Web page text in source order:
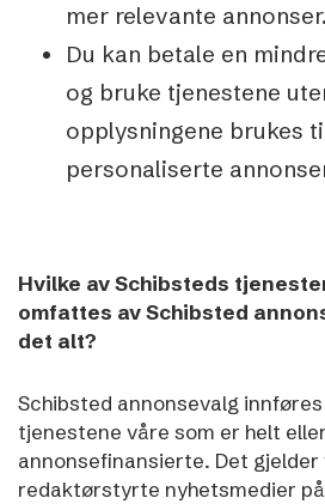
mer relevante annonser.
Du kan betale en
og bruke tjenestene
opplysningene brukes
personaliserte
Hvilke av Schibsteds
omfattes av Schibsted
det alt?
Schibsted annonsevalg
tjenestene våre som er helt
annonsefinansierte. Det
redaktørstyrte nyhetsmedier